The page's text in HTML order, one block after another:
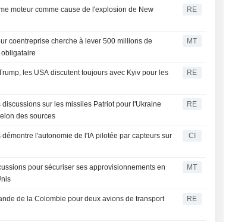
moteur comme cause de l'explosion de New
RE
coentreprise cherche à lever 500 millions de
MT
les USA discutent toujours avec Kyiv pour les
RE
sur les missiles Patriot pour l'Ukraine
des sources
RE
l'autonomie de l'IA pilotée par capteurs sur
CI
pour sécuriser ses approvisionnements en
MT
de la Colombie pour deux avions de transport
RE